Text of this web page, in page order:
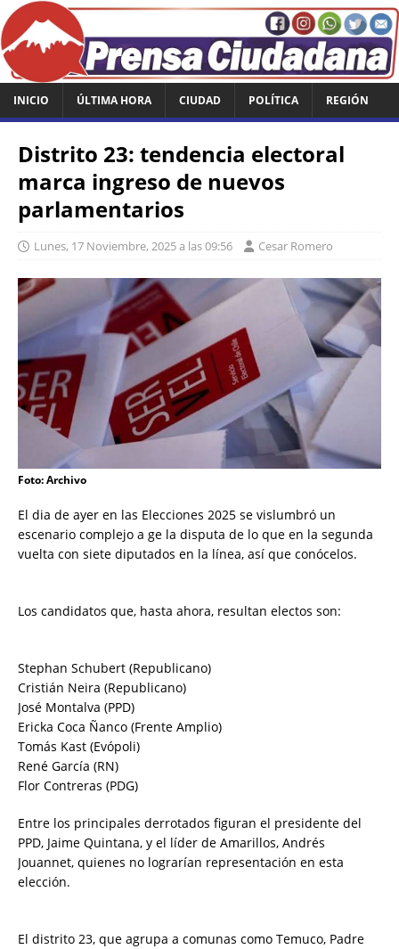
INICIO ÚLTIMA HORA CIUDAD POLÍTICA REGIÓN
Distrito 23: tendencia electoral
marca ingreso de nuevos
parlamentarios
Lunes, 17 Noviembre, 2025 a las 09:56 Cesar Romero
Foto: Archivo
El dia de ayer en las Elecciones 2025 se vislumbró un
escenario complejo a ge la disputa de lo que en la segunda
vuelta con siete diputados en la línea, así que conócelos.
Los candidatos que, hasta ahora, resultan electos son:
Stephan Schubert (Republicano)
Cristián Neira (Republicano)
José Montalva (PPD)
Ericka Coca Ñanco (Frente Amplio)
Tomás Kast (Evópoli)
René García (RN)
Flor Contreras (PDG)
Entre los principales derrotados figuran el presidente del
PPD, Jaime Quintana, y el líder de Amarillos, Andrés
Jouannet, quienes no lograrían representación en esta
elección.
El distrito 23, que agrupa a comunas como Temuco, Padre